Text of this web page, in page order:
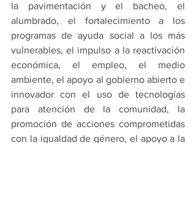
la pavimentación y el bacheo, el
alumbrado, el fortalecimiento a los
programas de ayuda social a los más
vulnerables, el impulso a la reactivación
económica, el empleo, el medio
ambiente, el apoyo al gobierno abierto e
innovador con el uso de tecnologías
para atención de la comunidad, la
promoción de acciones comprometidas
con la igualdad de género, el apoyo a la